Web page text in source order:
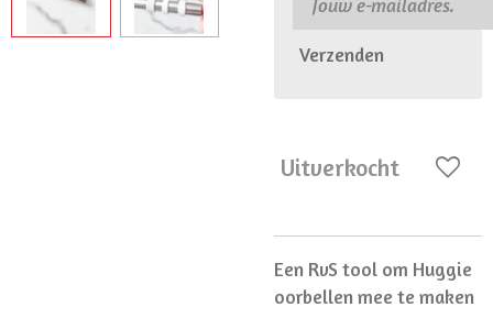
Verzenden
Uitverkocht
Een RvS tool om Huggie
oorbellen mee te maken